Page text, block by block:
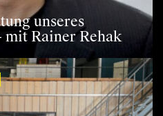
unseres
mit Rainer Rehak